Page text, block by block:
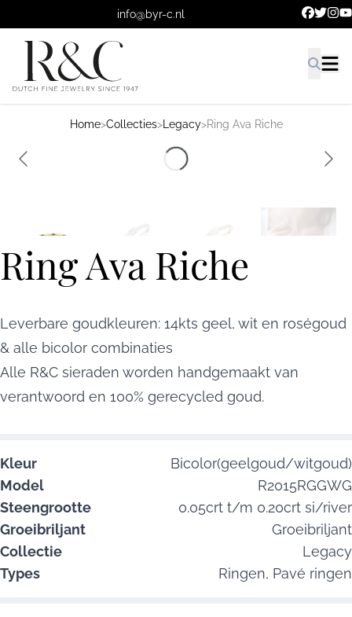
Ga naar de hoofdinhoud.info@byr-c.nl
Home>Collecties>Legacy>Ring Ava Riche
Ring Ava Riche
Leverbare goudkleuren: 14kts geel, wit en roségoud
& alle bicolor combinaties
Alle R&C sieraden worden handgemaakt van
verantwoord en 100% gerecycled goud.
Kleur
Bicolor(geelgoud/witgoud)
Model
R2015RGGWG
Steengrootte
0.05crt t/m 0.20crt si/river
Groeibriljant
Groeibriljant
Collectie
Legacy
Types
Ringen, Pavé ringen